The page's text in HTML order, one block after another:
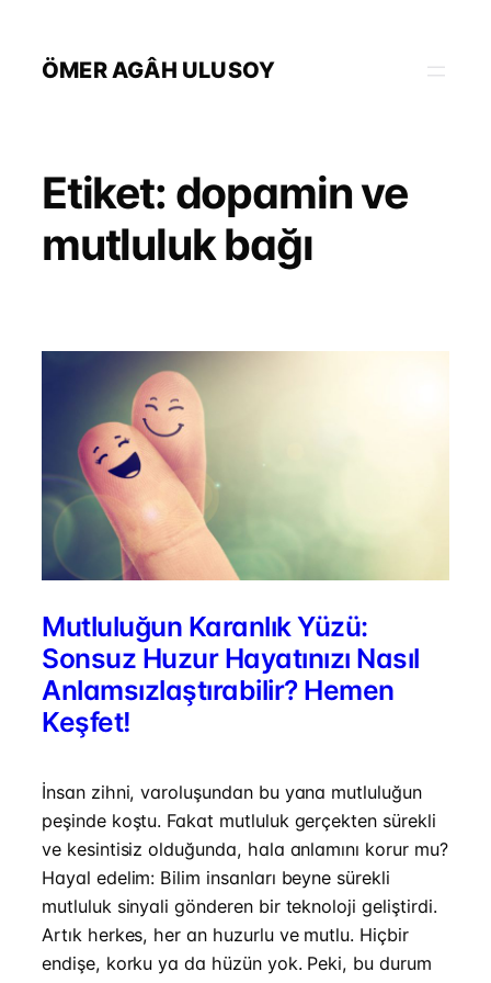
ÖMER AGÂH ULUSOY
Etiket: dopamin ve
mutluluk bağı
Mutluluğun Karanlık Yüzü:
Sonsuz Huzur Hayatınızı Nasıl
Anlamsızlaştırabilir? Hemen
Keşfet!
İnsan zihni, varoluşundan bu yana mutluluğun
peşinde koştu. Fakat mutluluk gerçekten sürekli
ve kesintisiz olduğunda, hala anlamını korur mu?
Hayal edelim: Bilim insanları beyne sürekli
mutluluk sinyali gönderen bir teknoloji geliştirdi.
Artık herkes, her an huzurlu ve mutlu. Hiçbir
endişe, korku ya da hüzün yok. Peki, bu durum